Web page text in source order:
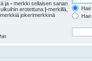
ja - merkki sellaisen sanan
erotettuna |-merkillä,
jokerimerkkinä